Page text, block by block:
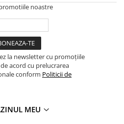
noastre
la newsletter cu promoțiile
acord cu prelucrarea
conform Politicii de
MEU